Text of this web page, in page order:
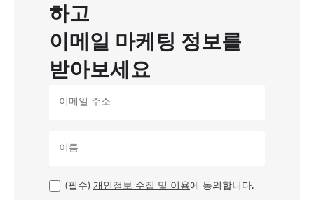
하고
이메일 마케팅 정보를
받아보세요
(필수) 개인정보 수집 및 이용에 동의합니다.